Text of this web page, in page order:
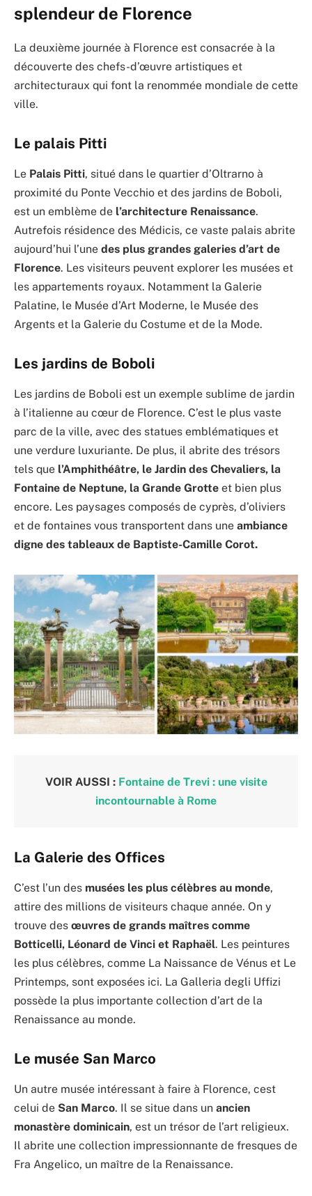
splendeur de Florence
La deuxième journée à Florence est consacrée à la
découverte des chefs-d’œuvre artistiques et
architecturaux qui font la renommée mondiale de cette
ville.
Le palais Pitti
Le Palais Pitti, situé dans le quartier d’Oltrarno à
proximité du Ponte Vecchio et des jardins de Boboli,
est un emblème de l’architecture Renaissance.
Autrefois résidence des Médicis, ce vaste palais abrite
aujourd’hui l’une des plus grandes galeries d’art de
Florence. Les visiteurs peuvent explorer les musées et
les appartements royaux. Notamment la Galerie
Palatine, le Musée d’Art Moderne, le Musée des
Argents et la Galerie du Costume et de la Mode.
Les jardins de Boboli
Les jardins de Boboli est un exemple sublime de jardin
à l’italienne au cœur de Florence. C’est le plus vaste
parc de la ville, avec des statues emblématiques et
une verdure luxuriante. De plus, il abrite des trésors
tels que l’Amphithéâtre, le Jardin des Chevaliers, la
Fontaine de Neptune, la Grande Grotte et bien plus
encore. Les paysages composés de cyprès, d’oliviers
et de fontaines vous transportent dans une ambiance
digne des tableaux de Baptiste-Camille Corot.
VOIR AUSSI : Fontaine de Trevi : une visite
incontournable à Rome
La Galerie des Offices
C’est l’un des musées les plus célèbres au monde,
attire des millions de visiteurs chaque année. On y
trouve des œuvres de grands maîtres comme
Botticelli, Léonard de Vinci et Raphaël. Les peintures
les plus célèbres, comme La Naissance de Vénus et Le
Printemps, sont exposées ici. La Galleria degli Uffizi
possède la plus importante collection d’art de la
Renaissance au monde.
Le musée San Marco
Un autre musée intéressant à faire à Florence, cest
celui de San Marco. Il se situe dans un ancien
monastère dominicain, est un trésor de l’art religieux.
Il abrite une collection impressionnante de fresques de
Fra Angelico, un maître de la Renaissance.